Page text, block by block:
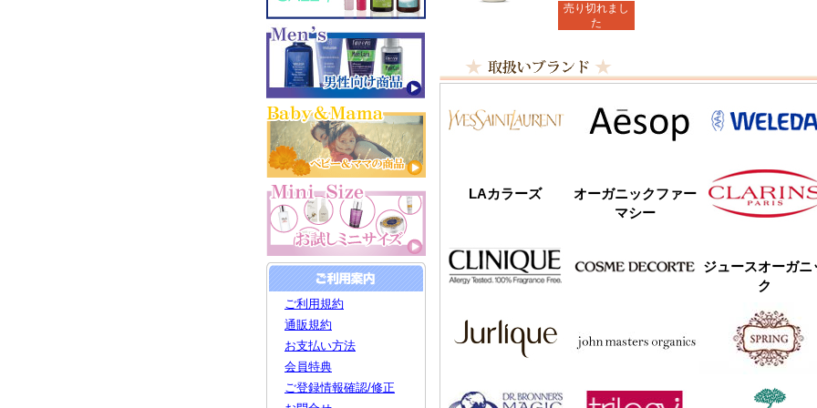
売り切れまし
た
LAカラーズ
オーガニックファー
マシー
ジュースオーガニ
ク
ご利用規約
通販規約
お支払い方法
会員特典
ご登録情報確認/修正